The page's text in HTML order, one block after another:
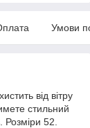
Умови
від вітру
стильний
52.